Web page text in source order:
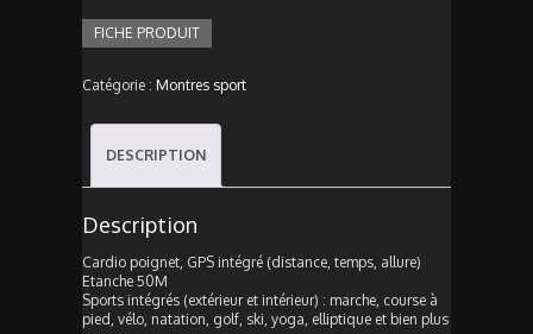
FICHE PRODUIT
Catégorie : Montres sport
DESCRIPTION
Description
Cardio poignet, GPS intégré (distance, temps, allure)
Etanche 50M
Sports intégrés (extérieur et intérieur) : marche, course à
pied, vélo, natation, golf, ski, yoga, elliptique et bien plus